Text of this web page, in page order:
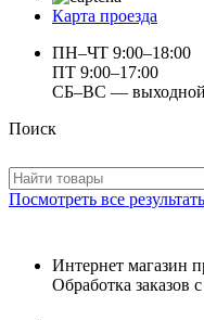
Карта проезда
ПН–ЧТ 9:00–18:00
ПТ 9:00–17:00
СБ–ВС — выходной
Поиск
Посмотреть все
Интернет магазин
Обработка заказов